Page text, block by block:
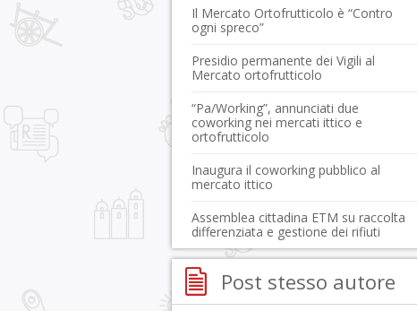
Il Mercato Ortofrutticolo è “Contro
ogni spreco”
Presidio permanente dei Vigili al
Mercato ortofrutticolo
“Pa/Working”, annunciati due
coworking nei mercati ittico e
ortofrutticolo
Inaugura il coworking pubblico al
mercato ittico
Assemblea cittadina ETM su raccolta
differenziata e gestione dei rifiuti
Post stesso autore